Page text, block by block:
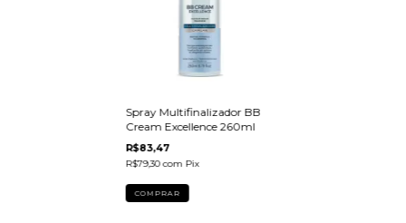
Spray Multifinalizador BB
Cream Excellence 260ml
R$83,47
R$79,30com Pix